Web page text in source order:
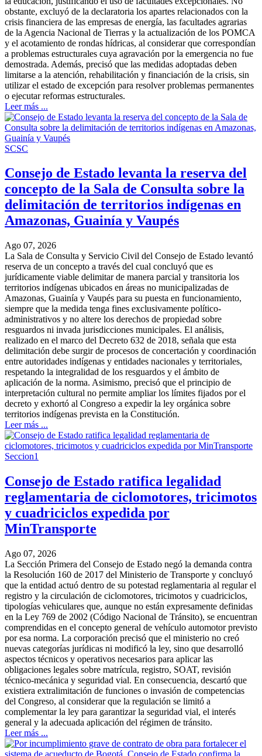
obstante, excluyó de la declaratoria los apartes relacionados con la
crisis financiera de las empresas de energía, las facultades agrarias
de la Agencia Nacional de Tierras y la actualización de los POMCA
y el acotamiento de rondas hídricas, al considerar que correspondían
a problemas estructurales cuya agravación por la emergencia no fue
demostrada. Además, precisó que las medidas adoptadas deben
limitarse a la atención, rehabilitación y financiación de la crisis, sin
utilizar el estado de excepción para resolver problemas permanentes
o ejecutar reformas estructurales.
Leer más ...
SCSC
Consejo de Estado levanta la reserva del
concepto de la Sala de Consulta sobre la
delimitación de territorios indígenas en
Amazonas, Guainía y Vaupés
Ago 07, 2026
La Sala de Consulta y Servicio Civil del Consejo de Estado levantó
reserva de un concepto a través del cual concluyó que es
jurídicamente viable delimitar de manera parcial y transitoria los
territorios indígenas ubicados en áreas no municipalizadas de
Amazonas, Guainía y Vaupés para su puesta en funcionamiento,
siempre que la medida tenga fines exclusivamente político-
administrativos y no altere los derechos de propiedad sobre
resguardos ni invada jurisdicciones municipales. El análisis,
realizado en el marco del Decreto 632 de 2018, señala que esta
delimitación debe surgir de procesos de concertación y coordinación
entre autoridades indígenas y entidades nacionales y territoriales,
respetando la integralidad de los resguardos y el ámbito de
aplicación de la norma. Asimismo, precisó que el principio de
interpretación cultural no permite ampliar los límites fijados por el
decreto y exhortó al Congreso a expedir la ley orgánica sobre
territorios indígenas prevista en la Constitución.
Leer más ...
Seccion1
Consejo de Estado ratifica legalidad
reglamentaria de ciclomotores, tricimotos
y cuadriciclos expedida por
MinTransporte
Ago 07, 2026
La Sección Primera del Consejo de Estado negó la demanda contra
la Resolución 160 de 2017 del Ministerio de Transporte y concluyó
que la entidad actuó dentro de su potestad reglamentaria al regular el
registro y la circulación de ciclomotores, tricimotos y cuadriciclos,
tipologías vehiculares que, aunque no están expresamente definidas
en la Ley 769 de 2002 (Código Nacional de Tránsito), se encuentran
comprendidas en el concepto general de vehículo automotor previsto
por esa norma. La corporación precisó que el ministerio no creó
nuevas categorías jurídicas ni modificó la ley, sino que desarrolló
aspectos técnicos y operativos necesarios para aplicar las
obligaciones legales sobre matrícula, registro, SOAT, revisión
técnico-mecánica y seguridad vial. En consecuencia, descartó que
existiera extralimitación de funciones o invasión de competencias
del Congreso, al considerar que la regulación se limitó a
complementar la ley para garantizar la seguridad vial, el interés
general y la adecuada aplicación del régimen de tránsito.
Leer más ...